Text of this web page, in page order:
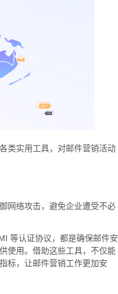
类实用工具，对邮件营销活动
网络攻击，避免企业遭受不必
等认证协议，都是确保邮件安
使用。借助这些工具，不仅能
标，让邮件营销工作更加安